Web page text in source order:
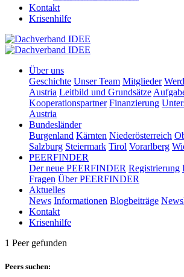
Kontakt
Krisenhilfe
Über uns
Geschichte Unser Team Mitglieder
Austria Leitbild und Grundsätze
Kooperationspartner Finanzierung
Austria
Bundesländer
Burgenland Kärnten Niederösterreich
Salzburg Steiermark Tirol Vorarlberg
PEERFINDER
Der neue PEERFINDER Registrierung
Fragen Über PEERFINDER
Aktuelles
News Informationen Blogbeiträge
Kontakt
Krisenhilfe
1 Peer gefunden
Peers suchen: